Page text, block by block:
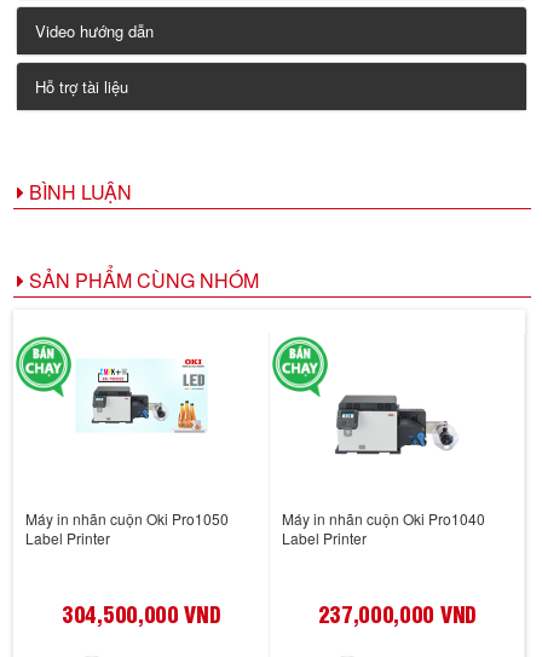
Video hướng dẫn
Hỗ trợ tài liệu
BÌNH LUẬN
SẢN PHẨM CÙNG NHÓM
Máy in nhãn cuộn Oki Pro1050
Label Printer
304,500,000 VND
Máy in nhãn cuộn Oki Pro1040
Label Printer
237,000,000 VND